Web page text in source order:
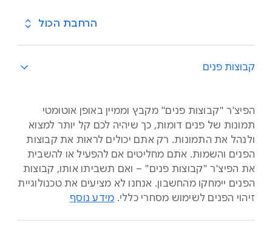
הרחבת הכול
קבוצות פנים
הפיצ'ר "קבוצות פנים" מקבץ וממיין באופן אוטומטי
תמונות של פנים דומות, כך שיהיה לכם קל יותר למצוא
ולנהל את התמונות. רק אתם יכולים לראות את קבוצות
הפנים והשמות. אתם מחליטים אם להפעיל או להשבית
את הפיצ'ר "קבוצות פנים" – ואם תשביתו אותו, קבוצות
הפנים יימחקו מהחשבון. אנחנו לא מציעים את טכנולוגיית
זיהוי הפנים לשימוש מסחרי כללי. מידע נוסף